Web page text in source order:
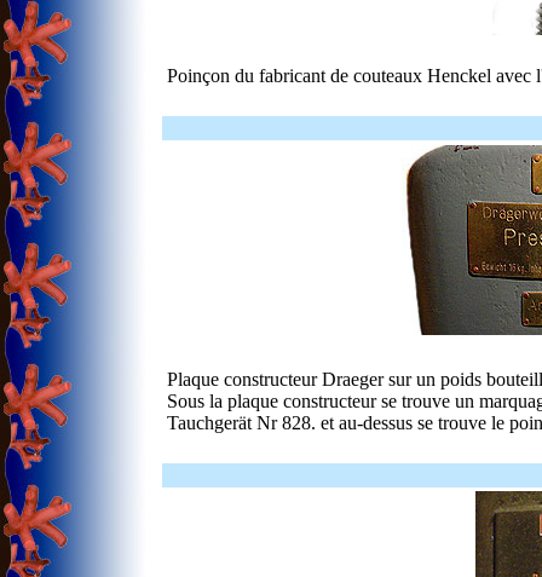
Poinçon du fabricant de couteaux Henckel
Plaque constructeur Draeger sur un poids
Sous la plaque constructeur se trouve un
Tauchgerät Nr 828. et au-dessus se trouve le